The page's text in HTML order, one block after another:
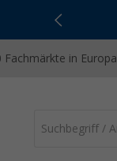
Fachmärkte in Europa